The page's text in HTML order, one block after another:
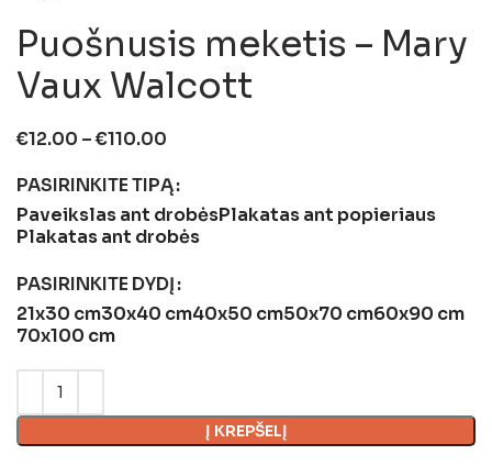
Puošnusis meketis – Mary
Vaux Walcott
€12.00 –€110.00
PASIRINKITE TIPĄ
Paveikslas ant drobėsPlakatas ant popieriaus
Plakatas ant drobės
PASIRINKITE DYDĮ
21x30 cm30x40 cm40x50 cm50x70 cm60x90 cm
70x100 cm
Į KREPŠELĮ